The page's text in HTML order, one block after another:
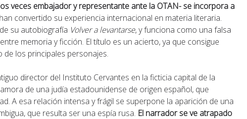
veces embajador y representante ante la OTAN- se incorpora a
convertido su experiencia internacional en materia literaria.
su autobiografía Volver a levantarse, y funciona como una falsa
memoria y ficción. El título es un acierto, ya que consigue
los principales personajes.
director del Instituto Cervantes en la ficticia capital de la
de una judía estadounidense de origen español, que
A esa relación intensa y frágil se superpone la aparición de una
que resulta ser una espía rusa. El narrador se ve atrapado